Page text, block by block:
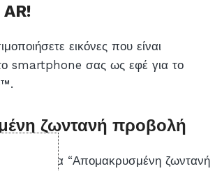
AR!
εικόνες που είναι
smartphone σας ως εφέ για το
ζωντανή προβολή
λειτουργία “Απομακρυσμένη ζωντανή